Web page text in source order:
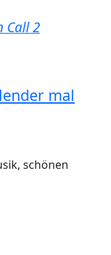
Call 2
mal
schönen